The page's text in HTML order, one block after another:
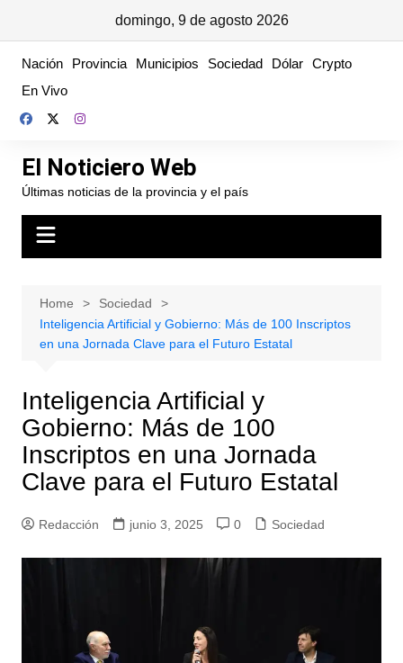
domingo, 9 de agosto 2026
content
Nación Provincia Municipios Sociedad Dólar Crypto
En Vivo
El Noticiero Web
Últimas noticias de la provincia y el país
Home
Sociedad
Inteligencia Artificial y Gobierno: Más de 100 Inscriptos
en una Jornada Clave para el Futuro Estatal
Inteligencia Artificial y
Gobierno: Más de 100
Inscriptos en una Jornada
Clave para el Futuro Estatal
Redacción junio 3, 2025 0 Sociedad